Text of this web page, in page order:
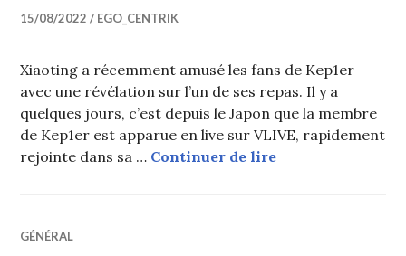
15/08/2022 EGO_CENTRIK
Xiaoting a récemment amusé les fans de Kep1er
avec une révélation sur l’un de ses repas. Il y a
quelques jours, c’est depuis le Japon que la membre
de Kep1er est apparue en live sur VLIVE, rapidement
rejointe dans sa … Continuer de lireXiaoting
GÉNÉRAL